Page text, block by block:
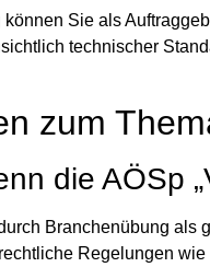
Sie als
technischer
zum
die AÖSp
Branchenübung
Regelungen